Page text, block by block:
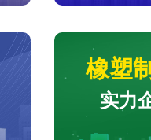
橡塑
实力